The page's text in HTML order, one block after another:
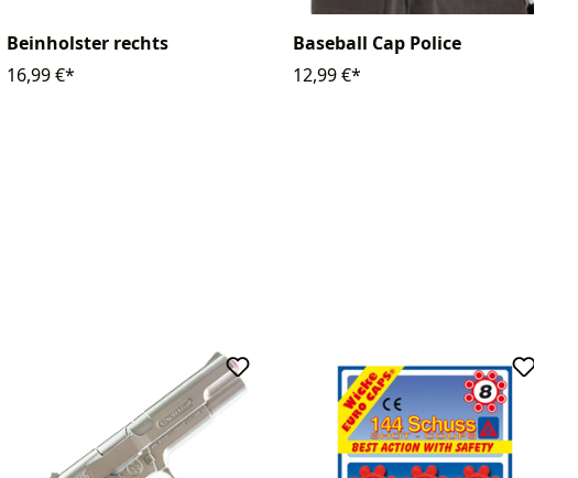
Beinholster rechts
16,99 €*
Baseball Cap Police
12,99 €*